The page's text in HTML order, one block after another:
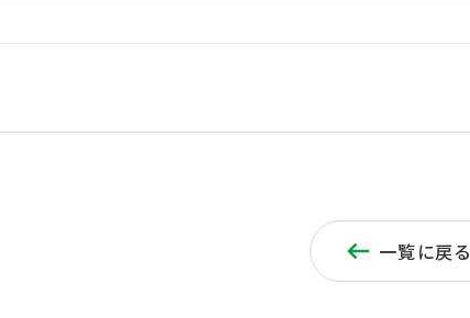
一覧に戻る